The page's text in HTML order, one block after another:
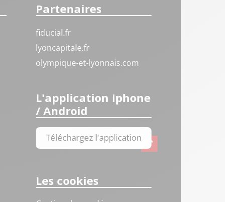
Partenaires
fiducial.fr
lyoncapitale.fr
olympique-et-lyonnais.com
L'application Iphone
/ Android
Téléchargez l'application
Les cookies